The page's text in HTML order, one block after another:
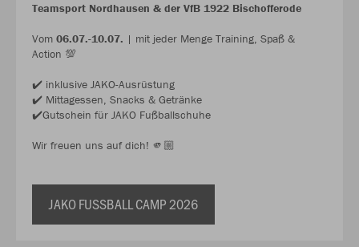
Teamsport Nordhausen & der VfB 1922 Bischofferode
Vom 06.07.-10.07. | mit jeder Menge Training, Spaß &
Action 💯
✔️ inklusive JAKO-Ausrüstung
✔️ Mittagessen, Snacks & Getränke
✔️Gutschein für JAKO Fußballschuhe
Wir freuen uns auf dich! 🫵🏼
JAKO FUSSBALL CAMP 2026